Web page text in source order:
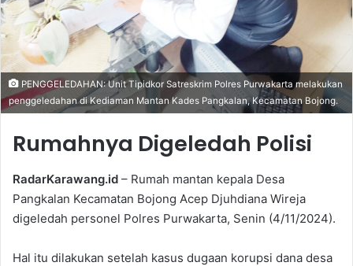
PENGGELEDAHAN: Unit Tipidkor Satreskrim Polres Purwakarta melakukan
penggeledahan di Kediaman Mantan Kades Pangkalan, Kecamatan Bojong.
Rumahnya Digeledah Polisi
RadarKarawang.id – Rumah mantan kepala Desa
Pangkalan Kecamatan Bojong Acep Djuhdiana Wireja
digeledah personel Polres Purwakarta, Senin (4/11/2024).
Hal itu dilakukan setelah kasus dugaan korupsi dana desa